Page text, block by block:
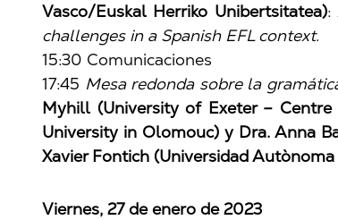
Vasco/Euskal Herriko Unibertsitatea):
challenges in a Spanish EFL context.
15:30 Comunicaciones
17:45 Mesa redonda sobre la
Myhill (University of Exeter – Centre
University in Olomouc) y Dra. Anna
Xavier Fontich (Universidad
Viernes, 27 de enero de 2023